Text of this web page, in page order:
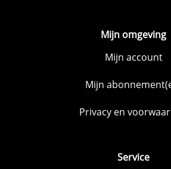
Mijn omgeving
Mijn account
Mijn
Privacy en
Service